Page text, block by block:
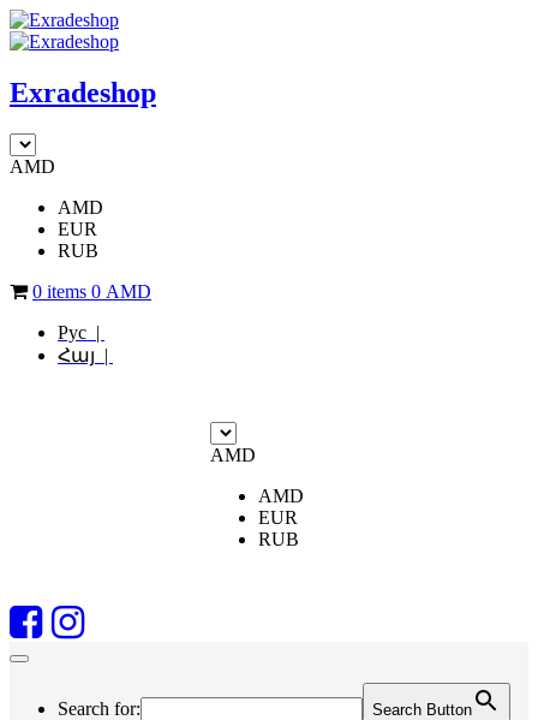
Exradeshop
AMD
AMD
EUR
RUB
0 items 0 AMD
Рус |
Հայ |
AMD
AMD
EUR
RUB
Search for: Search Button